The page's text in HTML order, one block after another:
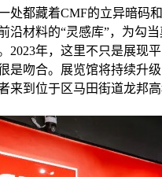
藏着CMF的立异暗码和
沿材料的“灵感库”，为勾
2023年，这里不只是展现
是吻合。展览馆将持续升
来到位于区马田街道龙邦